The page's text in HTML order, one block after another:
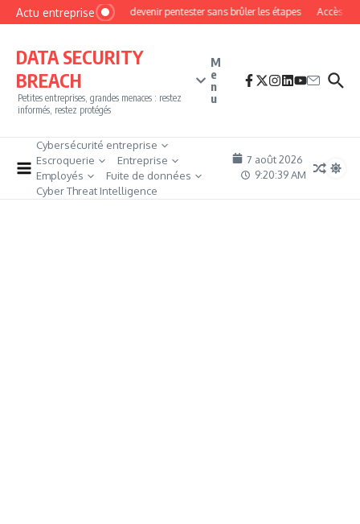
Aller au contenu
Actu entrepriseComment devenir pentester sans brûler les étapes Accès
DATA SECURITY
BREACH
Petites entreprises, grandes menaces : restez
informés, restez protégés
M
e
n
u
Cybersécurité entreprise
Escroquerie
Entreprise
Employés
Fuite de données
Cyber Threat Intelligence
7 août 2026
9:20:40 AM